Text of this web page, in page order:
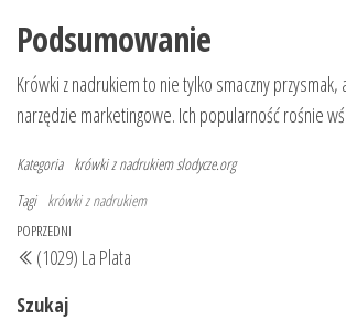
Podsumowanie
Krówki z nadrukiem to nie tylko smaczny przysmak,
narzędzie marketingowe. Ich popularność rośnie
Kategoria krówki z nadrukiemslodycze.org
Tagi krówki z nadrukiem
Nawigacja
wpisu
Poprzedni
wpis
POPRZEDNI
(1029) La Plata
Szukaj